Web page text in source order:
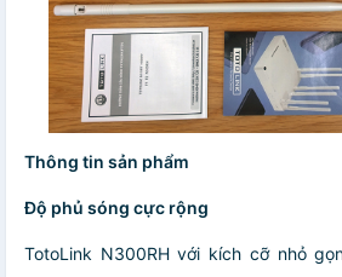
Thông tin sản phẩm
Độ phủ sóng cực rộng
TotoLink N300RH với kích cỡ nhỏ